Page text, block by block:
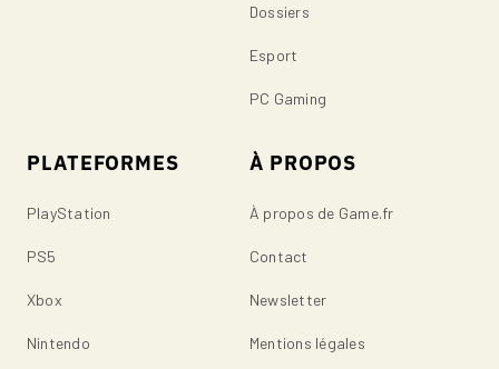
Dossiers
Esport
PC Gaming
PLATEFORMES
PlayStation
PS5
Xbox
Nintendo
À PROPOS
À propos de Game.fr
Contact
Newsletter
Mentions légales